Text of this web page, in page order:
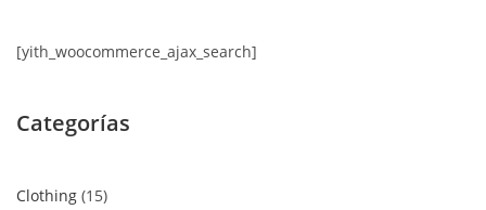
[yith_woocommerce_ajax_search]
Categorías
Clothing 15